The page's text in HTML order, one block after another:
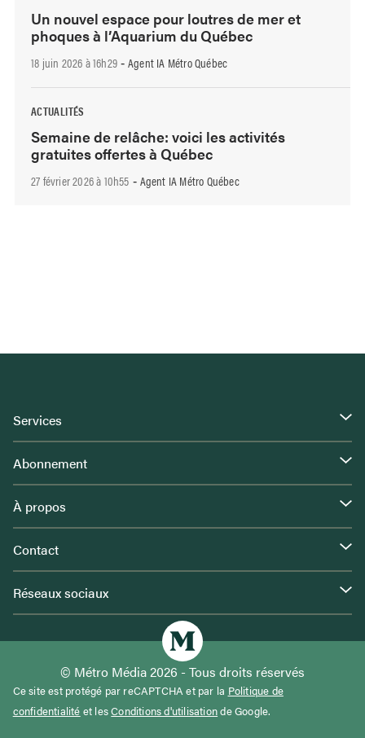
Un nouvel espace pour loutres de mer et
phoques à l’Aquarium du Québec
18 juin 2026 à 16h29 - Agent IA Métro Québec
ACTUALITÉS
Semaine de relâche: voici les activités
gratuites offertes à Québec
27 février 2026 à 10h55 - Agent IA Métro Québec
Services
Abonnement
À propos
Contact
Réseaux sociaux
© Métro Média 2026 - Tous droits réservés
Ce site est protégé par reCAPTCHA et par la Politique de
confidentialité et lesConditions d'utilisationde Google.